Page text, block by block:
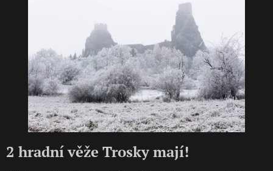
2 hradní věže Trosky mají!